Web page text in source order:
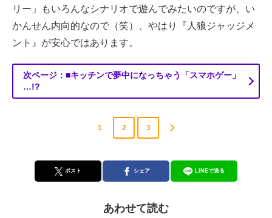
リー」もいろんなシナリオで遊んでみたいのですが、い
かんせん内向的なので（笑）、やはり『人狼ジャッジメ
ント』が安心ではあります。
次ページ：■キッチンで夢中になっちゃう「スマホゲー」
…!?
1 2 3
ポスト シェア LINEで送る
あわせて読む